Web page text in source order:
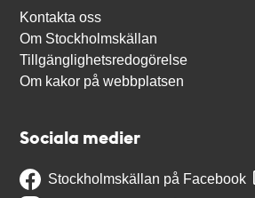
Kontakta oss
Om Stockholmskällan
Tillgänglighetsredogörelse
Om kakor på webbplatsen
Sociala medier
Stockholmskällan på Facebook